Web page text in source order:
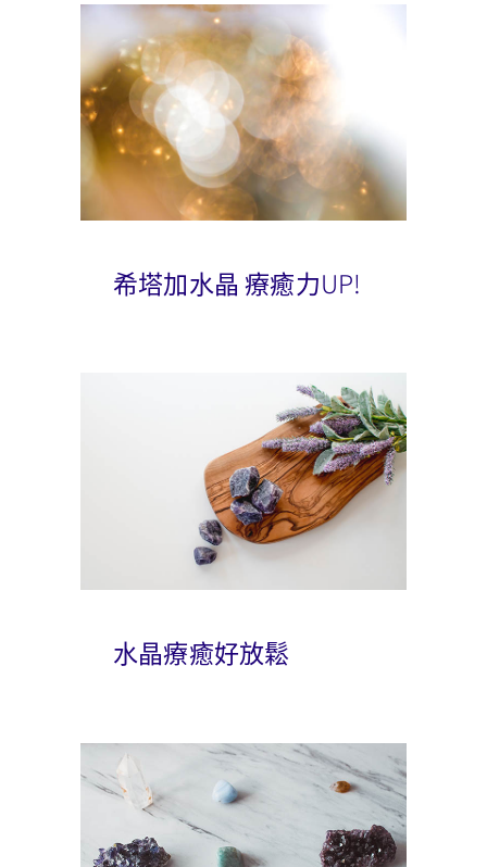
希塔加水晶 療癒力UP!
水晶療癒好放鬆